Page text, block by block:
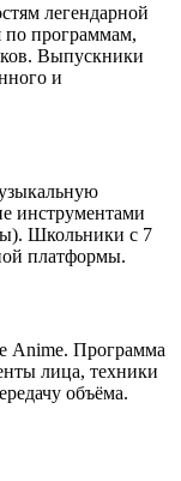
легендарной
по программам,
Выпускники
и
инструментами
Школьники с 7
платформы.
Anime. Программа
лица, техники
объёма.